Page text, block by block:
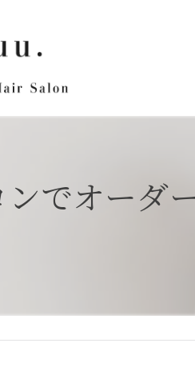
でオーダ